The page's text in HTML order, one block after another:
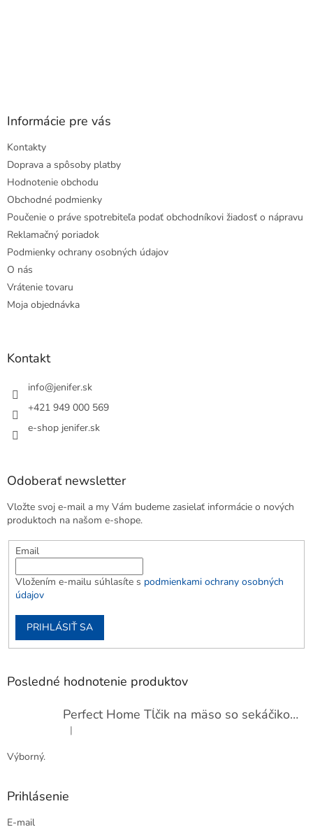
Informácie pre vás
Kontakty
Doprava a spôsoby platby
Hodnotenie obchodu
Obchodné podmienky
Poučenie o práve spotrebiteľa podať obchodníkovi žiadosť o nápravu
Reklamačný poriadok
Podmienky ochrany osobných údajov
O nás
Vrátenie tovaru
Moja objednávka
Kontakt
info@jenifer.sk
+421 949 000 569
e-shop jenifer.sk
Odoberať newsletter
Vložte svoj e-mail a my Vám budeme zasielať informácie o nových
produktoch na našom e-shope.
Email
Vložením e-mailu súhlasíte s podmienkami ochrany osobných
údajov
PRIHLÁSIŤ SA
Posledné hodnotenie produktov
Perfect Home Tĺčik na mäso so sekáčikom, 56893
Hodnotenie produktu je 5 z 5 hviezdičiek.
|
Výborný.
Prihlásenie
E-mail